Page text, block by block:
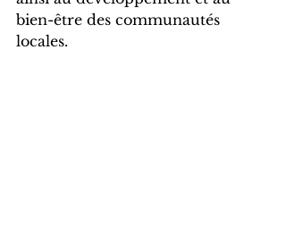
bien-être des communautés
locales.